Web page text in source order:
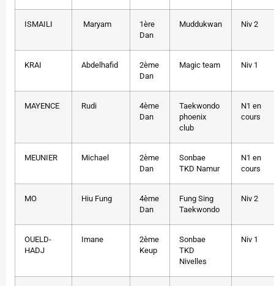
ISMAILI Maryam
1ère
Dan
Muddukwan Niv 2
KRAI Abdelhafid
2ème
Dan
Magic team Niv 1
MAYENCE Rudi
4ème
Dan
Taekwondo
phoenix
club
N1 en
cours
MEUNIER Michael
2ème
Dan
Sonbae
TKD Namur
N1 en
cours
MO Hiu Fung
4ème
Dan
Fung Sing
Taekwondo
Niv 2
OUELD-
HADJ
Imane
2ème
Keup
Sonbae
TKD
Nivelles
Niv 1